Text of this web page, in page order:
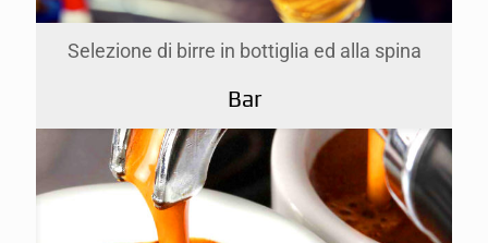
Selezione di birre in bottiglia ed alla spina
Bar